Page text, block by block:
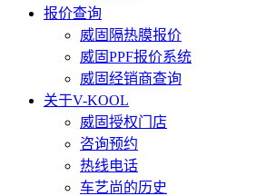
报价查询
威固隔热膜报价
威固PPF报价系统
威固经销商查询
关于V-KOOL
威固授权门店
咨询预约
热线电话
车艺尚的历史